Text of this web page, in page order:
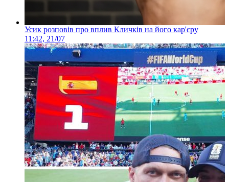
Усик розповів про вплив Кличків на його кар'єру
11:42, 21/07